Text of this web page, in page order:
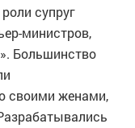
супруг
министров,
Большинство
своими женами,